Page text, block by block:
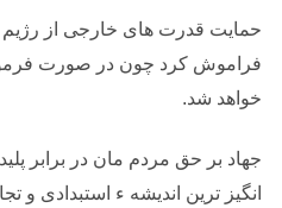
حمایت قدرت های خارجی از رژیم
فراموش کرد چون در صورت
خواهد شد.
جهاد بر حق مردم مان در برابر
انگیز ترین اندیشه ء استبدادی و